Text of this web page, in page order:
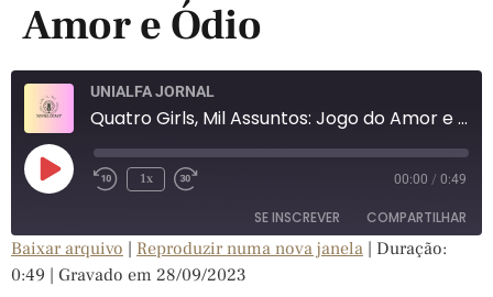
Amor e Ódio
UNIALFA JORNAL
Quatro Girls, Mil Assuntos: Jogo do Amor e Ódio
1x 00:00 / 0:49
SE INSCREVER COMPARTILHAR
COMPARTILHAR
Baixar arquivo | Reproduzir numa nova janela | Duração:
0:49 | Gravado em 28/09/2023